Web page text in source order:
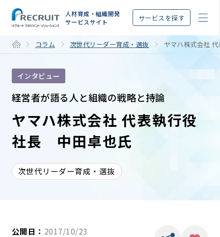
人材育成・組織開発
サービスサイト
サービスを探す
コラム 次世代リーダー育成・選抜 ヤマハ株式会社
インタビュー
経営者が語る人と組織の戦略と持論
ヤマハ株式会社 代表執行役
社長 中田卓也氏
次世代リーダー育成・選抜
公開日： 2017/10/23